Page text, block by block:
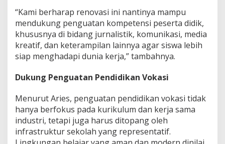
a
n
F
a
s
i
i
s
R
u
s
a
“Kami berharap renovasi ini nantinya mampu
mendukung penguatan kompetensi peserta didik,
khususnya di bidang jurnalistik, komunikasi, media
kreatif, dan keterampilan lainnya agar siswa lebih
siap menghadapi dunia kerja,” tambahnya.
Dukung Penguatan Pendidikan Vokasi
Menurut Aries, penguatan pendidikan vokasi tidak
hanya berfokus pada kurikulum dan kerja sama
industri, tetapi juga harus ditopang oleh
infrastruktur sekolah yang representatif.